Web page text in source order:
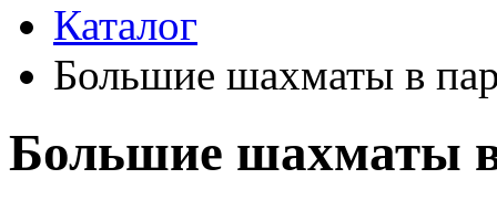
Каталог
Большие шахматы в
Большие шахматы